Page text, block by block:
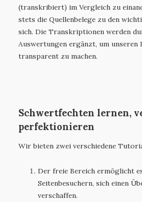
(transkribiert) im Vergleich zu
stets die Quellenbelege zu den
sich. Die Transkriptionen werden
Auswertungen ergänzt, um
transparent zu machen.
Schwertfechten lernen,
perfektionieren
Wir bieten zwei verschiedene
Der freie Bereich ermöglicht
Seitenbesuchern, sich einen
verschaffen.